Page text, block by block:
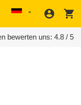
Localization
bewerten uns: 4.8 / 5